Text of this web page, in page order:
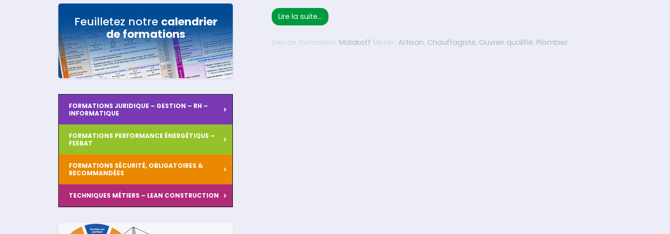
Feuilletez notre calendrier
de formations
FORMATIONS JURIDIQUE – GESTION – RH –
INFORMATIQUE
FORMATIONS PERFORMANCE ÉNERGÉTIQUE –
FEEBAT
FORMATIONS SÉCURITÉ, OBLIGATOIRES &
RECOMMANDÉES
TECHNIQUES MÉTIERS – LEAN CONSTRUCTION
Lire la suite… from FLUIDES FRIGORIGÈNES : Préparation au test pour l’obtention de l’attestation d’aptitude
Lieu de formation: Malakoff Metier: Artisan, Chauffagiste, Ouvrier qualifié, Plombier